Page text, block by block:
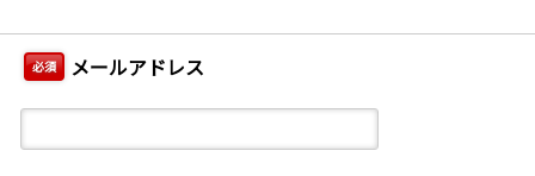
必須 メールアドレス